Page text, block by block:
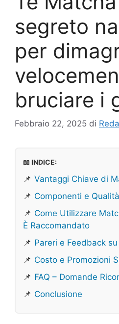
segreto
per
bruciare i
Febbraio 22, 2025 di
📖 INDICE:
📌 Vantaggi Chiave di
📌 Componenti e Qualità
📌 Come Utilizzare
È Raccomandato
📌 Pareri e Feedback
📌 Costo e Promozioni
📌 FAQ – Domande
📌 Conclusione